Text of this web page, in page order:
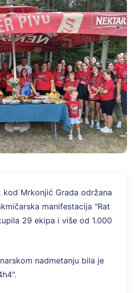
kod Mrkonjić Grada održana
manifestacija "Rat
29 ekipa i više od 1.000
nadmetanju bila je